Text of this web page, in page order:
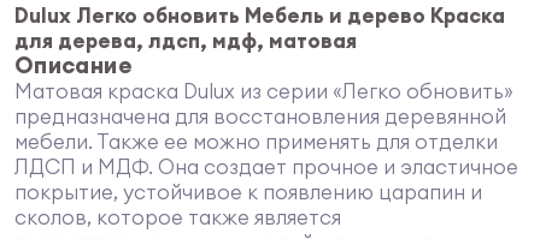
Dulux Легко обновить Мебель и дерево Краска
для дерева, лдсп, мдф, матовая
Описание
Матовая краска Dulux из серии «Легко обновить»
предназначена для восстановления деревянной
мебели. Также ее можно применять для отделки
ЛДСП и МДФ. Она создает прочное и эластичное
покрытие, устойчивое к появлению царапин и
сколов, которое также является